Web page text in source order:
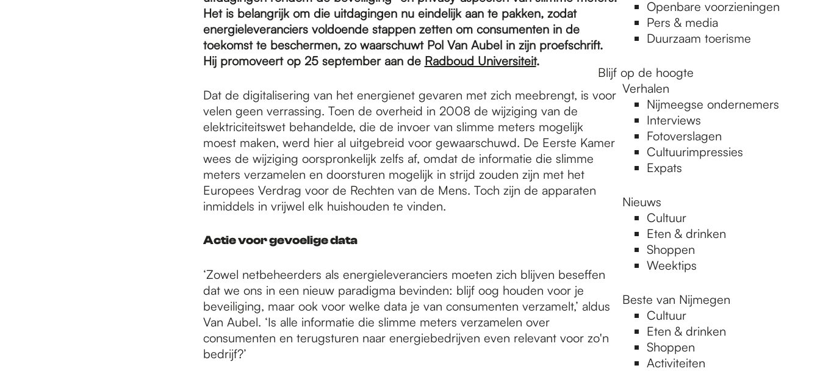
Openbare voorzieningen
Pers & media
Duurzaam toerisme
Blijf op de hoogte
Verhalen
Nijmeegse ondernemers
Interviews
Fotoverslagen
Cultuurimpressies
Expats
Nieuws
Cultuur
Eten & drinken
Shoppen
Weektips
Beste van Nijmegen
Cultuur
Eten & drinken
Shoppen
Activiteiten
Het is belangrijk om die uitdagingen nu eindelijk aan te pakken, zodat
energieleveranciers voldoende stappen zetten om consumenten in de
toekomst te beschermen, zo waarschuwt Pol Van Aubel in zijn proefschrift.
Hij promoveert op 25 september aan de Radboud Universiteit.
Dat de digitalisering van het energienet gevaren met zich meebrengt, is voor
velen geen verrassing. Toen de overheid in 2008 de wijziging van de
elektriciteitswet behandelde, die de invoer van slimme meters mogelijk
moest maken, werd hier al uitgebreid voor gewaarschuwd. De Eerste Kamer
wees de wijziging oorspronkelijk zelfs af, omdat de informatie die slimme
meters verzamelen en doorsturen mogelijk in strijd zouden zijn met het
Europees Verdrag voor de Rechten van de Mens. Toch zijn de apparaten
inmiddels in vrijwel elk huishouden te vinden.
Actie voor gevoelige data
‘Zowel netbeheerders als energieleveranciers moeten zich blijven beseffen
dat we ons in een nieuw paradigma bevinden: blijf oog houden voor je
beveiliging, maar ook voor welke data je van consumenten verzamelt,’ aldus
Van Aubel. ‘Is alle informatie die slimme meters verzamelen over
consumenten en terugsturen naar energiebedrijven even relevant voor zo'n
bedrijf?’